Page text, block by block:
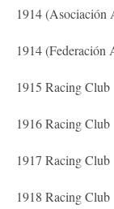
1914 (Asociación
1914 (Federación
1915 Racing Club
1916 Racing Club
1917 Racing Club
1918 Racing Club